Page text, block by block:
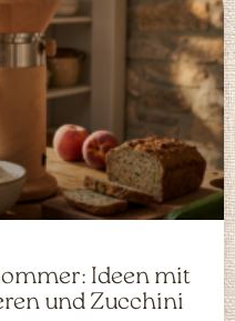
Ideen mit
und Zucchini